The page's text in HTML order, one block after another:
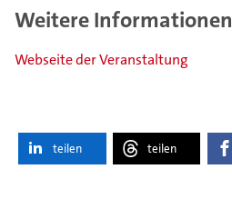
Weitere Informationen
Webseite der Veranstaltung
teilen teilen